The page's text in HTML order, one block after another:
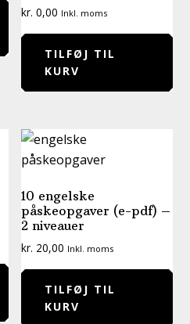
kr. 0,00 Inkl. moms
TILFØJ TIL
KURV
10 engelske
påskeopgaver (e-pdf) –
2 niveauer
kr. 20,00 Inkl. moms
TILFØJ TIL
KURV